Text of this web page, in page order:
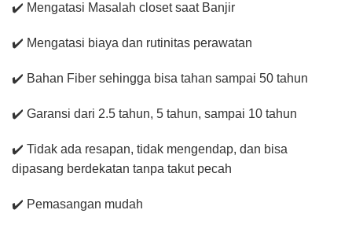
✔️ Mengatasi Masalah closet saat Banjir
✔️ Mengatasi biaya dan rutinitas perawatan
✔️ Bahan Fiber sehingga bisa tahan sampai 50 tahun
✔️ Garansi dari 2.5 tahun, 5 tahun, sampai 10 tahun
✔️ Tidak ada resapan, tidak mengendap, dan bisa
dipasang berdekatan tanpa takut pecah
✔️ Pemasangan mudah